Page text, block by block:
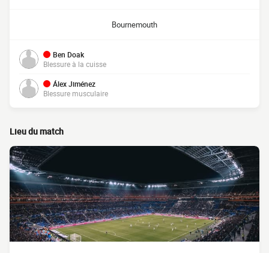
Bournemouth
Ben Doak
Blessure à la cuisse
Álex Jiménez
Blessure musculaire
Lieu du match